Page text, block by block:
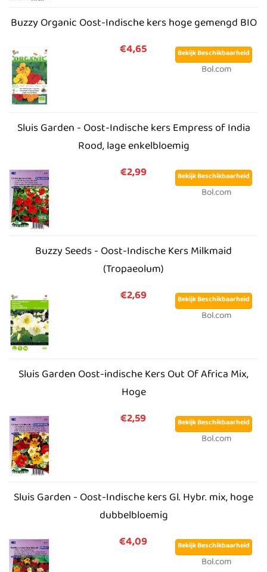
Buzzy Organic Oost-Indische kers hoge gemengd BIO
€4,65
Bekijk Beschikbaarheid
Bol.com
Sluis Garden - Oost-Indische kers Empress of India
Rood, lage enkelbloemig
€2,99
Bekijk Beschikbaarheid
Bol.com
Buzzy Seeds - Oost-Indische Kers Milkmaid
(Tropaeolum)
€2,69
Bekijk Beschikbaarheid
Bol.com
Sluis Garden Oost-indische Kers Out Of Africa Mix,
Hoge
€2,59
Bekijk Beschikbaarheid
Bol.com
Sluis Garden - Oost-Indische kers Gl. Hybr. mix, hoge
dubbelbloemig
€4,09
Bekijk Beschikbaarheid
Bol.com